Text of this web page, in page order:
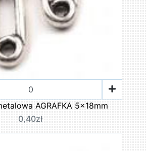
AGRAFKA 5x18mm
0,40zł